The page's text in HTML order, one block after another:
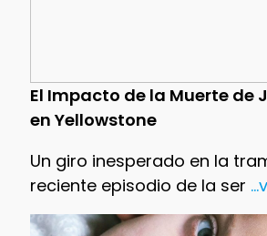
El Impacto de la Muerte de
en Yellowstone
Un giro inesperado en la
reciente episodio de la ser